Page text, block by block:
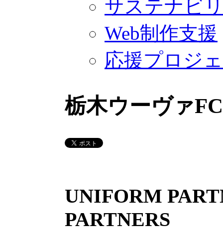
サステナビ
Web制作支援
応援プロジ
栃木ウーヴァFC
UNIFORM
PARTNERS